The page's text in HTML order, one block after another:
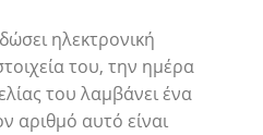
ηλεκτρονική
του, την ημέρα
του λαμβάνει ένα
αριθμό αυτό είναι